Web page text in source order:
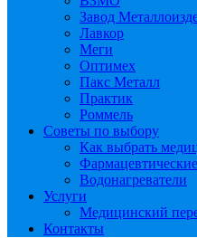
Завод
Лавкор
Меги
Оптимех
Пакс Металл
Практик
Роммель
Советы по выбору
Как выбрать
Водонагреватели
Услуги
Медицинский
Контакты